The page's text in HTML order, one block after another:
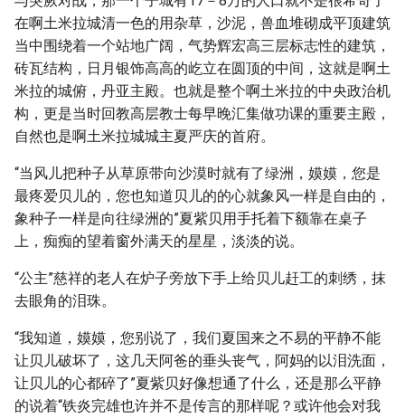
在啊土米拉城清一色的用杂草，沙泥，兽血堆砌成平顶建筑
当中围绕着一个站地广阔，气势辉宏高三层标志性的建筑，
砖瓦结构，日月银饰高高的屹立在圆顶的中间，这就是啊土
米拉的城俯，丹亚主殿。也就是整个啊土米拉的中央政治机
构，更是当时回教高层教士每早晚汇集做功课的重要主殿，
自然也是啊土米拉城城主夏严庆的首府。
“当风儿把种子从草原带向沙漠时就有了绿洲，嫫嫫，您是
最疼爱贝儿的，您也知道贝儿的的心就象风一样是自由的，
象种子一样是向往绿洲的”夏紫贝用手托着下额靠在桌子
上，痴痴的望着窗外满天的星星，淡淡的说。
“公主”慈祥的老人在炉子旁放下手上给贝儿赶工的刺绣，抹
去眼角的泪珠。
“我知道，嫫嫫，您别说了，我们夏国来之不易的平静不能
让贝儿破坏了，这几天阿爸的垂头丧气，阿妈的以泪洗面，
让贝儿的心都碎了”夏紫贝好像想通了什么，还是那么平静
的说着“铁炎完雄也许并不是传言的那样呢？或许他会对我